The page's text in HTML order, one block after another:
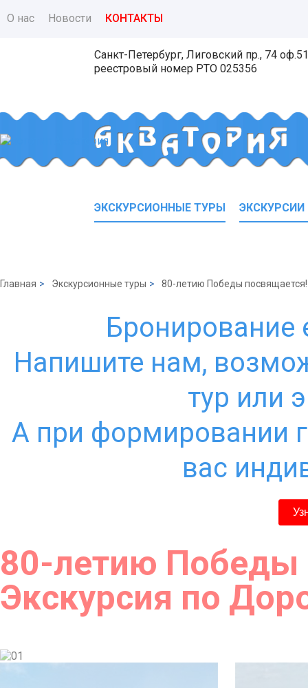
О нас Новости КОНТАКТЫ
Санкт-Петербург, Лиговский пр., 74
реестровый номер РТО 025356
ЭКСКУРСИОННЫЕ ТУРЫ
Главная > Экскурсионные туры > 80-летию Победы
Бронирование
Напишите нам,
тур или
А при формировании
вас
80-летию Победы
Экскурсия по